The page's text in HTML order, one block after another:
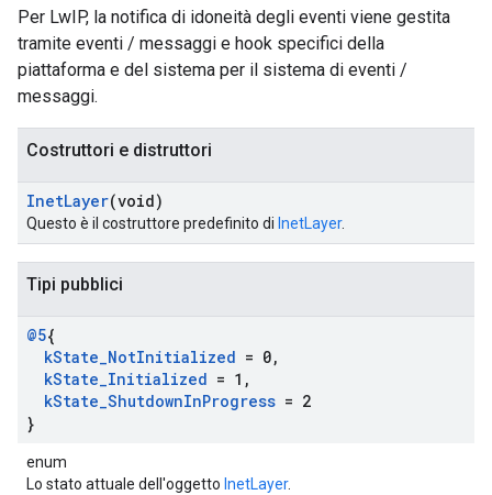
Per LwIP, la notifica di idoneità degli eventi viene gestita
tramite eventi / messaggi e hook specifici della
piattaforma e del sistema per il sistema di eventi /
messaggi.
Costruttori e distruttori
InetLayer(void)
Questo è il costruttore predefinito di InetLayer.
Tipi pubblici
@5{
kState_NotInitialized = 0,
kState_Initialized = 1 ,
kState_ShutdownInProgress = 2
}
enum
Lo stato attuale dell'oggetto InetLayer.